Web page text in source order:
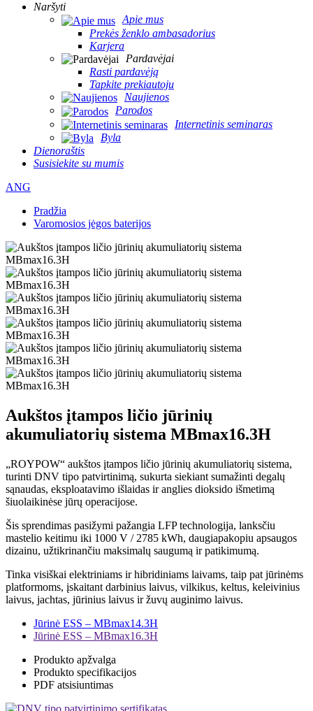
Naršyti
Apie mus
Prekės ženklo ambasadorius
Karjera
Pardavėjai
Rasti pardavėją
Tapkite prekiautoju
Naujienos
Parodos
Internetinis seminaras
Byla
Dienoraštis
Susisiekite su mumis
ANG
Pradžia
Varomosios jėgos baterijos
Aukštos įtampos ličio jūrinių
akumuliatorių sistema MBmax16.3H
„ROYPOW“ aukštos įtampos ličio jūrinių akumuliatorių sistema,
turinti DNV tipo patvirtinimą, sukurta siekiant sumažinti degalų
sąnaudas, eksploatavimo išlaidas ir anglies dioksido išmetimą
šiuolaikinėse jūrų operacijose.
Šis sprendimas pasižymi pažangia LFP technologija, lanksčiu
mastelio keitimu iki 1000 V / 2785 kWh, daugiapakopiu apsaugos
dizainu, užtikrinančiu maksimalų saugumą ir patikimumą.
Tinka visiškai elektriniams ir hibridiniams laivams, taip pat jūrinėms
platformoms, įskaitant darbinius laivus, vilkikus, keltus, keleivinius
laivus, jachtas, jūrinius laivus ir žuvų auginimo laivus.
Jūrinė ESS – MBmax14.3H
Jūrinė ESS – MBmax16.3H
Produkto apžvalga
Produkto specifikacijos
PDF atsisiuntimas